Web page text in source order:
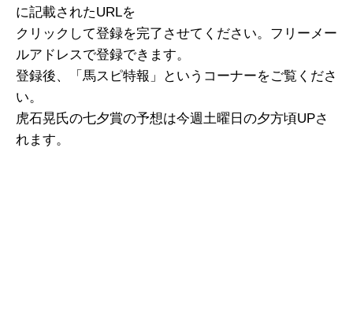
に記載されたURLを
クリックして登録を完了させてください。フリーメー
ルアドレスで登録できます。
登録後、「馬スピ特報」というコーナーをご覧くださ
い。
虎石晃氏の七夕賞の予想は今週土曜日の夕方頃UPさ
れます。